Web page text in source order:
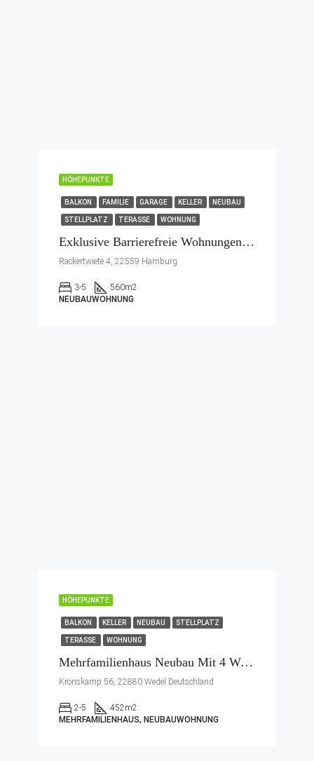
HÖHEPUNKTE
BALKON FAMILIE GARAGE KELLER NEUBAU
STELLPLATZ TERASSE WOHNUNG
Exklusive Barrierefreie Wohnungen In Hamburg-Rissen
Rackertwiete 4, 22559 Hamburg
3-5 560m2
NEUBAUWOHNUNG
HÖHEPUNKTE
BALKON KELLER NEUBAU STELLPLATZ
TERASSE WOHNUNG
Mehrfamilienhaus Neubau Mit 4 Wohneinheiten In Wedel
Kronskamp 56, 22880 Wedel Deutschland
2-5 452m2
MEHRFAMILIENHAUS, NEUBAUWOHNUNG